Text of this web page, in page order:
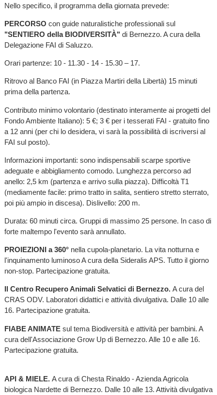
Nello specifico, il programma della giornata prevede:
PERCORSO con guide naturalistiche professionali sul
"SENTIERO della BIODIVERSITÀ" di Bernezzo. A cura della
Delegazione FAI di Saluzzo.
Orari partenze: 10 - 11.30 - 14 - 15.30 – 17.
Ritrovo al Banco FAI (in Piazza Martiri della Libertà) 15 minuti
prima della partenza.
Contributo minimo volontario (destinato interamente ai progetti del
Fondo Ambiente Italiano): 5 €; 3 € per i tesserati FAI - gratuito fino
a 12 anni (per chi lo desidera, vi sarà la possibilità di iscriversi al
FAI sul posto).
Informazioni importanti: sono indispensabili scarpe sportive
adeguate e abbigliamento comodo. Lunghezza percorso ad
anello: 2,5 km (partenza e arrivo sulla piazza). Difficoltà T1
(mediamente facile: primo tratto in salita, sentiero stretto sterrato,
poi più ampio in discesa). Dislivello: 200 m.
Durata: 60 minuti circa. Gruppi di massimo 25 persone. In caso di
forte maltempo l'evento sarà annullato.
PROIEZIONI a 360° nella cupola-planetario. La vita notturna e
l'inquinamento luminoso A cura della Sideralis APS. Tutto il giorno
non-stop. Partecipazione gratuita.
Il Centro Recupero Animali Selvatici di Bernezzo. A cura del
CRAS ODV. Laboratori didattici e attività divulgativa. Dalle 10 alle
16. Partecipazione gratuita.
FIABE ANIMATE sul tema Biodiversità e attività per bambini. A
cura dell'Associazione Grow Up di Bernezzo. Alle 10 e alle 16.
Partecipazione gratuita.
API & MIELE. A cura di Chesta Rinaldo - Azienda Agricola
biologica Nardette di Bernezzo. Dalle 10 alle 13. Attività divulgativa